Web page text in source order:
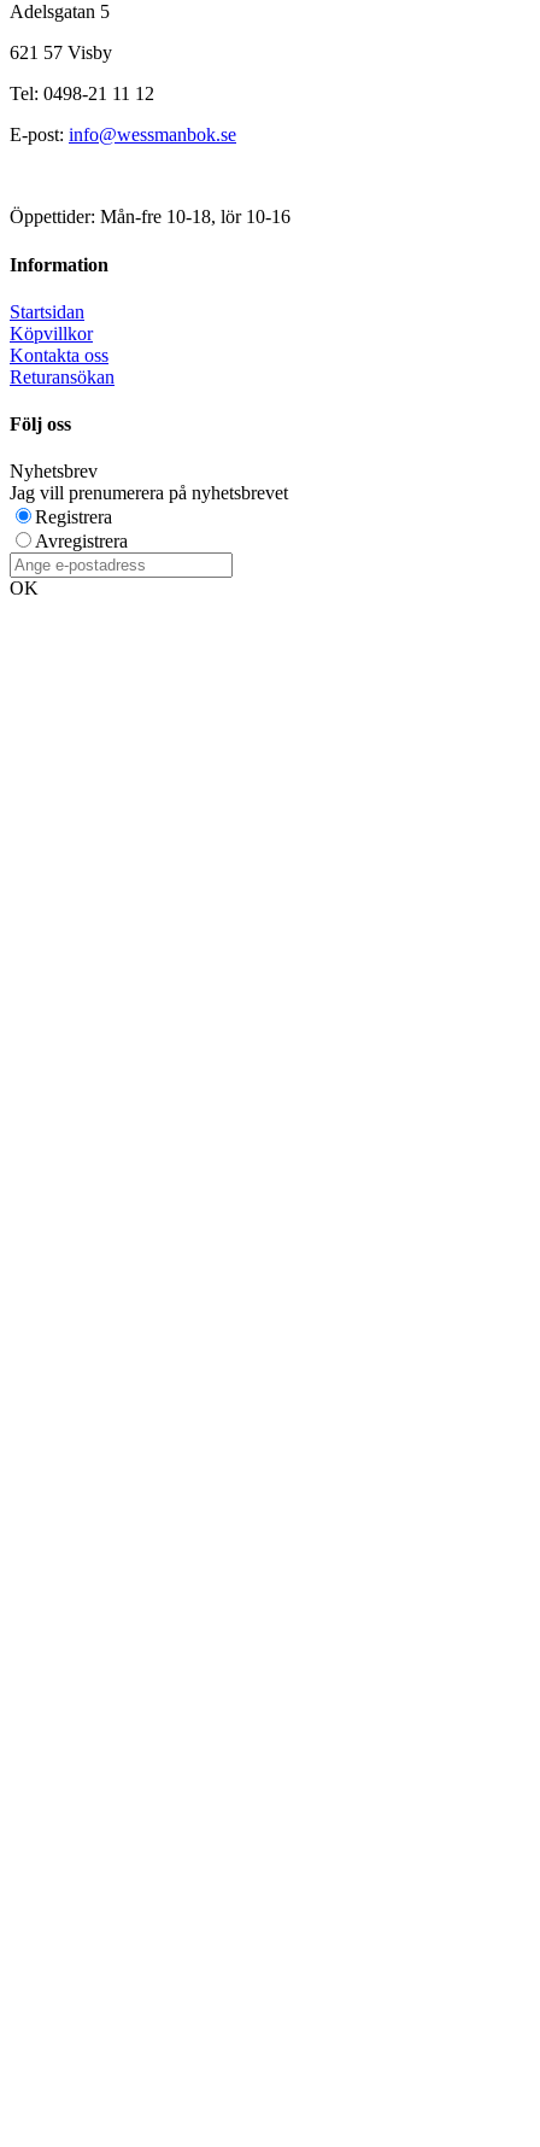
Adelsgatan 5
621 57 Visby
Tel: 0498-21 11 12
E-post: info@wessmanbok.se
Öppettider: Mån-fre 10-18, lör 10-16
Information
Startsidan
Köpvillkor
Kontakta oss
Returansökan
Följ oss
Nyhetsbrev
Jag vill prenumerera på nyhetsbrevet
Registrera
Avregistrera
OK